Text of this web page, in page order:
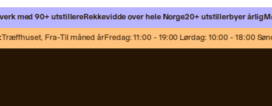
med 90+ utstillereRekkevidde over hele Norge20+ utstillerbyer årlig
Fra-Til måned årFredag: 11:00 - 19:00 Lørdag: 10:00 - 18:00